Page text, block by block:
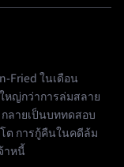
Fried ในเดือน
หญ่กว่าการล่มสลาย
กลายเป็นบททดสอบ
ต การกู้คืนในคดีล้ม
าหนี้